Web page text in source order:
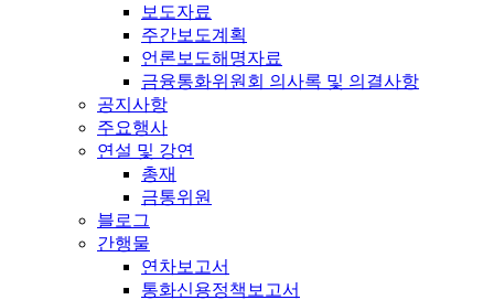
보도자료
주간보도계획
언론보도해명자료
금융통화위원회 의사록 및 의결사항
공지사항
주요행사
연설 및 강연
총재
금통위원
블로그
간행물
연차보고서
통화신용정책보고서